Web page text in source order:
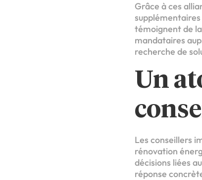
Grâce à ces
témoignent de
mandataires
recherche de
Un
Les conseillers
rénovation
décisions liées
réponse